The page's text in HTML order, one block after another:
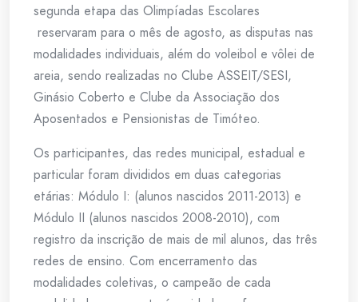
segunda etapa das Olimpíadas Escolares
reservaram para o mês de agosto, as disputas nas
modalidades individuais, além do voleibol e vôlei de
areia, sendo realizadas no Clube ASSEIT/SESI,
Ginásio Coberto e Clube da Associação dos
Aposentados e Pensionistas de Timóteo.
Os participantes, das redes municipal, estadual e
particular foram divididos em duas categorias
etárias: Módulo I: (alunos nascidos 2011-2013) e
Módulo II (alunos nascidos 2008-2010), com
registro da inscrição de mais de mil alunos, das três
redes de ensino. Com encerramento das
modalidades coletivas, o campeão de cada